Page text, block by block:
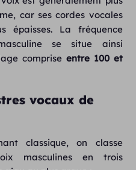
car ses cordes vocales
épaisses. La fréquence
se situe ainsi
comprise entre 100 et
vocaux de
classique, on classe
masculines en trois